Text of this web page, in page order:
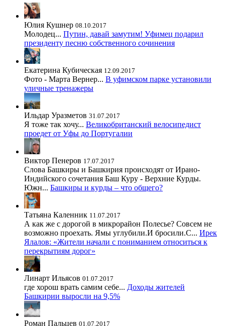
Юлия Кушнер 08.10.2017
Молодец... Путин, давай замутим! Уфимец подарил
президенту песню собственного сочинения
Екатерина Кубическая 12.09.2017
Фото - Марта Вернер... В уфимском парке установили
уличные тренажеры
Ильдар Уразметов 31.07.2017
Я тоже так хочу... Великобританский велосипедист
проедет от Уфы до Португалии
Виктор Пенеров 17.07.2017
Слова Башкиры и Башкирия происходят от Ирано-
Индийского сочетания Баш Куру - Верхние Курды.
Южн... Башкиры и курды – что общего?
Татьяна Каленник 11.07.2017
А как же с дорогой в микрорайон Полесье? Совсем не
возможно проехать. Ямы углубили.И бросили.С... Ирек
Ялалов: «Жители начали с пониманием относиться к
перекрытиям дорог»
Линарт Ильясов 01.07.2017
где хорош врать самим себе... Доходы жителей
Башкирии выросли на 9,5%
Роман Пальцев 01.07.2017